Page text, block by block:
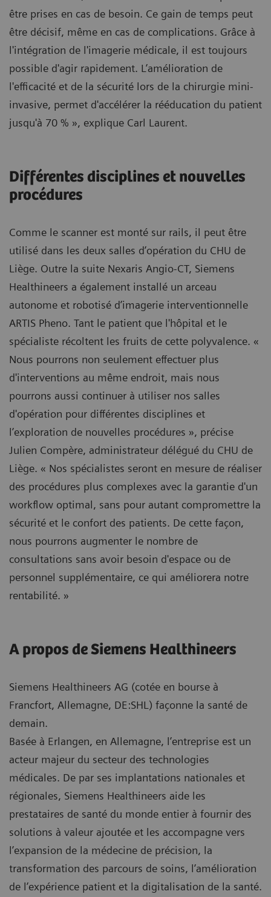
être prises en cas de besoin. Ce gain de temps peut
être décisif, même en cas de complications. Grâce à
l'intégration de l'imagerie médicale, il est toujours
possible d'agir rapidement. L’amélioration de
l'efficacité et de la sécurité lors de la chirurgie mini-
invasive, permet d'accélérer la rééducation du patient
jusqu'à 70 % », explique Carl Laurent.
Différentes disciplines et nouvelles
procédures
Comme le scanner est monté sur rails, il peut être
utilisé dans les deux salles d’opération du CHU de
Liège. Outre la suite Nexaris Angio-CT, Siemens
Healthineers a également installé un arceau
autonome et robotisé d’imagerie interventionnelle
ARTIS Pheno. Tant le patient que l'hôpital et le
spécialiste récoltent les fruits de cette polyvalence. «
Nous pourrons non seulement effectuer plus
d'interventions au même endroit, mais nous
pourrons aussi continuer à utiliser nos salles
d'opération pour différentes disciplines et
l’exploration de nouvelles procédures », précise
Julien Compère, administrateur délégué du CHU de
Liège. « Nos spécialistes seront en mesure de réaliser
des procédures plus complexes avec la garantie d'un
workflow optimal, sans pour autant compromettre la
sécurité et le confort des patients. De cette façon,
nous pourrons augmenter le nombre de
consultations sans avoir besoin d'espace ou de
personnel supplémentaire, ce qui améliorera notre
rentabilité. »
A propos de Siemens Healthineers
Siemens Healthineers AG (cotée en bourse à
Francfort, Allemagne, DE:SHL) façonne la santé de
demain.
Basée à Erlangen, en Allemagne, l’entreprise est un
acteur majeur du secteur des technologies
médicales. De par ses implantations nationales et
régionales, Siemens Healthineers aide les
prestataires de santé du monde entier à fournir des
solutions à valeur ajoutée et les accompagne vers
l’expansion de la médecine de précision, la
transformation des parcours de soins, l’amélioration
de l’expérience patient et la digitalisation de la santé.